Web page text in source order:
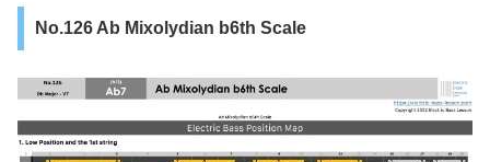
No.126 Ab Mixolydian b6th Scale